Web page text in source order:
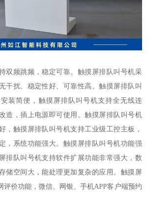
双频跳频，稳定可靠。触摸屏排队叫号机采
干扰、稳定性好、可靠性高。触摸屏排队叫
装简便，触摸屏排队叫号机支持全无线连
造，插上电源即可使用。触摸屏排队叫号机
，触摸屏排队叫号机支持工业级工控主板，
，系统功能强大。触摸屏排队叫号机功能强
排队叫号机支持软件扩展功能非常强大，数
储空间大，能处理更加复杂的应用。触摸屏
评价功能，微信、网银、手机APP客户端预约